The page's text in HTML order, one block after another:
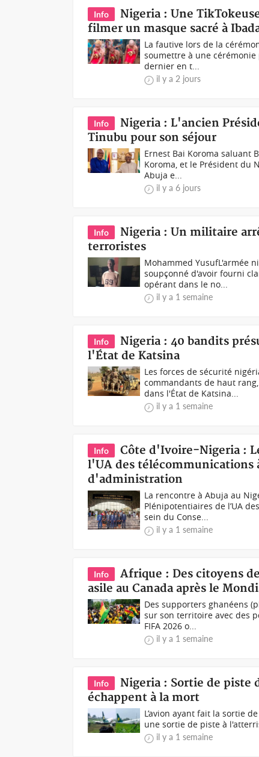
Info
Nigeria : Une
filmer un masque sacré à
La fautive lors de la
soumettre à une
dernier en t...
il y a 2 jours
Info
Nigeria : L'ancien
Tinubu pour son séjour
Ernest Bai Koroma saluant
Koroma, et le Président du
Abuja e...
il y a 6 jours
Info
Nigeria : Un militaire
terroristes
Mohammed YusufL'armée
soupçonné d'avoir fourni
opérant dans le no...
il y a 1 semaine
Info
Nigeria : 40 bandits
l'État de Katsina
Les forces de sécurité
commandants de haut
dans l'État de Katsina...
il y a 1 semaine
Info
Côte d'Ivoire-Nigeria :
l'UA des télécommunications
d'administration
La rencontre à Abuja au
Plénipotentiaires de l’UA
sein du Conse...
il y a 1 semaine
Info
Afrique : Des citoyens
asile au Canada après le
Des supporters ghanéens
sur son territoire avec des
FIFA 2026 o...
il y a 1 semaine
Info
Nigeria : Sortie de piste
échappent à la mort
L’avion ayant fait la sortie
une sortie de piste à
il y a 1 semaine